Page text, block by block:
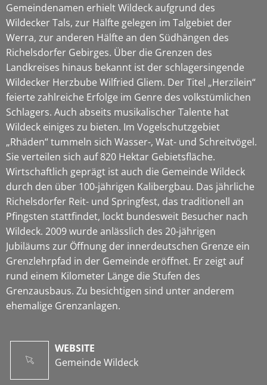
Gemeindenamen erhielt Wildeck aufgrund des
Wildecker Tals, zur Hälfte gelegen im Talgebiet der
Werra, zur anderen Hälfte an den Südhängen des
Richelsdorfer Gebirges. Über die Grenzen des
Landkreises hinaus bekannt ist der schlagersingende
Wildecker Herzbube Wilfried Gliem. Der Titel „Herzilein“
feierte zahlreiche Erfolge im Genre des volkstümlichen
Schlagers. Auch abseits musikalischer Talente hat
Wildeck einiges zu bieten. Im Vogelschutzgebiet
„Rhäden“ tummeln sich Wasser-, Wat- und Schreitvögel.
Sie verteilen sich auf 820 Hektar Gebietsfläche.
Wirtschaftlich geprägt ist auch die Gemeinde Wildeck
durch den über 100-jährigen Kalibergbau. Das jährliche
Richelsdorfer Reit- und Springfest, das traditionell an
Pfingsten stattfindet, lockt bundesweit Besucher nach
Wildeck. 2009 wurde anlässlich des 20-jährigen
Jubiläums zur Öffnung der innerdeutschen Grenze ein
Grenzlehrpfad in der Gemeinde eröffnet. Er zeigt auf
rund einem Kilometer Länge die Stufen des
Grenzausbaus. Zu besichtigen sind unter anderem
ehemalige Grenzanlagen.
WEBSITE
Gemeinde Wildeck